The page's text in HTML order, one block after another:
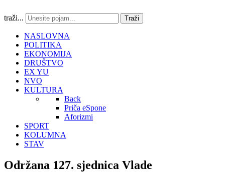
traži... Traži
NASLOVNA
POLITIKA
EKONOMIJA
DRUŠTVO
EX YU
NVO
KULTURA
Back
Priča eSpone
Aforizmi
SPORT
KOLUMNA
STAV
Održana 127. sjednica Vlade